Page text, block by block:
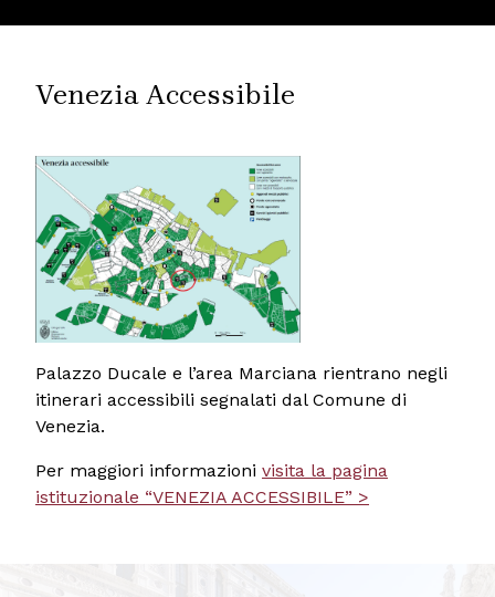
Venezia Accessibile
Palazzo Ducale e l’area Marciana rientrano negli
itinerari accessibili segnalati dal Comune di
Venezia.
Per maggiori informazioni visita la pagina
istituzionale “VENEZIA ACCESSIBILE” >